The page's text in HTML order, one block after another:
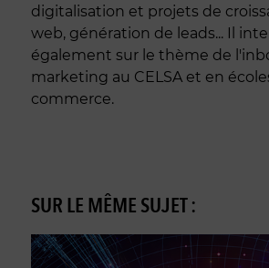
digitalisation et projets de
web, génération de leads... Il
également sur le thème de
marketing au CELSA et en
commerce.
SUR LE MÊME SUJET :